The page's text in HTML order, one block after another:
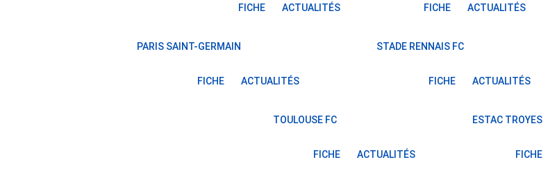
FICHE ACTUALITÉS FICHE ACTUALITÉS
PARIS SAINT-GERMAIN
FICHE ACTUALITÉS
STADE RENNAIS FC
FICHE ACTUALITÉS
TOULOUSE FC
FICHE ACTUALITÉS
ESTAC TROYES
FICHE